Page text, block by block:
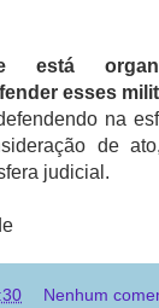
está
esses
na
de
judicial.
Nenhum